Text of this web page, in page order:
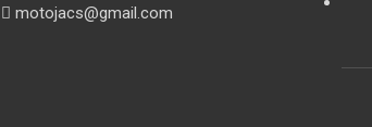
motojacs@gmail.com